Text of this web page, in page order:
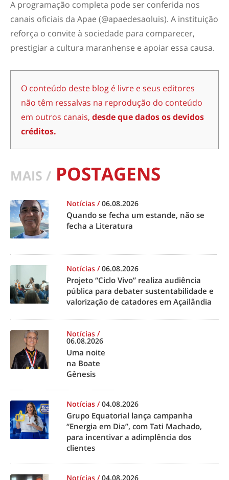
A programação completa pode ser conferida nos
canais oficiais da Apae (@apaedesaoluis). A instituição
reforça o convite à sociedade para comparecer,
prestigiar a cultura maranhense e apoiar essa causa.
O conteúdo deste blog é livre e seus editores
não têm ressalvas na reprodução do conteúdo
em outros canais, desde que dados os devidos
créditos.
MAIS / POSTAGENS
Notícias /06.08.2026
Quando se fecha um estande, não se
fecha a Literatura
Notícias /06.08.2026
Projeto “Ciclo Vivo” realiza audiência
pública para debater sustentabilidade e
valorização de catadores em Açailândia
Notícias /
06.08.2026
Uma noite
na Boate
Gênesis
Notícias /04.08.2026
Grupo Equatorial lança campanha
“Energia em Dia”, com Tati Machado,
para incentivar a adimplência dos
clientes
Notícias /04.08.2026